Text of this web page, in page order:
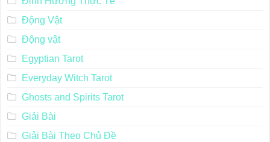
Động Vật
Động vật
Egyptian Tarot
Everyday Witch Tarot
Ghosts and Spirits Tarot
Giải Bài
Giải Bài Theo Chủ Đề